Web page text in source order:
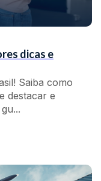
dicas e
Saiba como
destacar e